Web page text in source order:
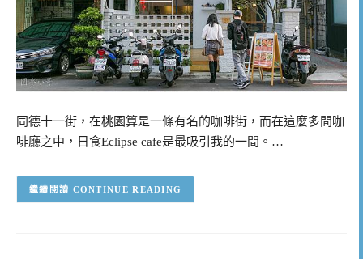
同德十一街，在桃園算是一條有名的咖啡街，而在這麼多間咖
啡廳之中，日食Eclipse cafe是最吸引我的一間。…
CONTINUE READING